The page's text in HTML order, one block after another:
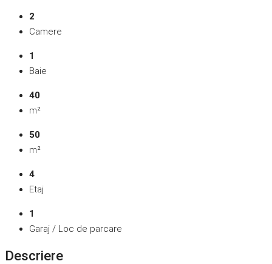
2
Camere
1
Baie
40
m²
50
m²
4
Etaj
1
Garaj / Loc de parcare
Descriere